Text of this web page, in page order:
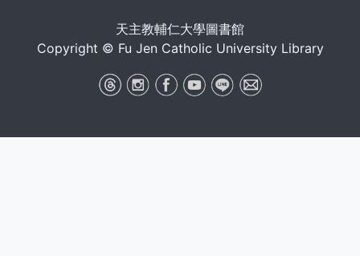
天主教輔仁大學圖書館
Copyright © Fu Jen Catholic University Library